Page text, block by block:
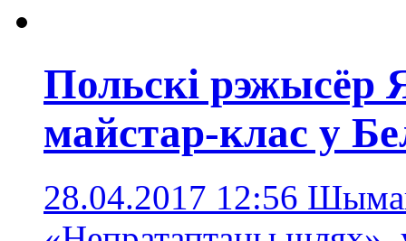
Польскі
майстар-клас у
28.04.2017 12:56